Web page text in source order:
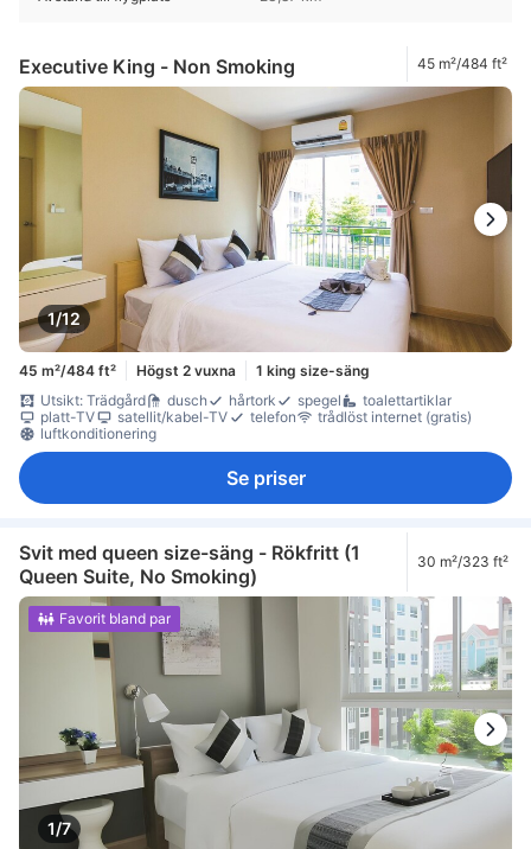
Executive King - Non Smoking 45 m²/484 ft²
1/12
45 m²/484 ft² Högst 2 vuxna
1 king size-säng
Utsikt: Trädgård
dusch hårtork spegel
toalettartiklar
platt-TV
satellit/kabel-TV telefon
trådlöst internet (gratis)
luftkonditionering
Se priser
Svit med queen size-säng - Rökfritt (1
Queen Suite, No Smoking)
30 m²/323 ft²
1/7
Favorit bland par